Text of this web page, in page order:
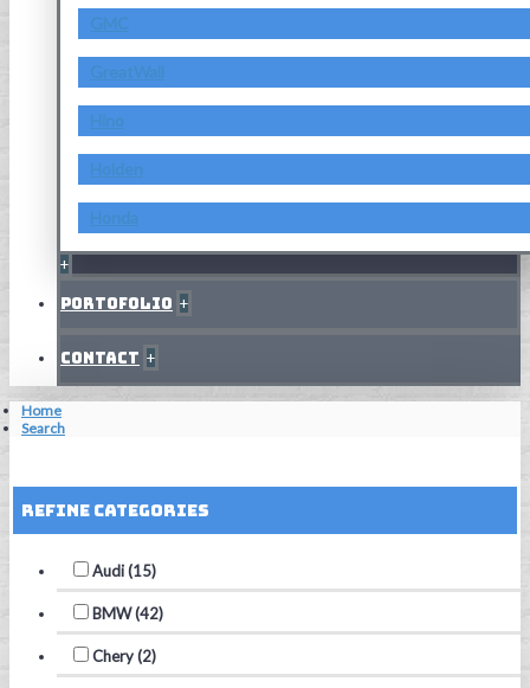
GMC
GreatWall
Hino
Holden
Honda
+
Portofolio +
Contact +
Home
Search
Refine Categories
Audi (15)
BMW (42)
Chery (2)